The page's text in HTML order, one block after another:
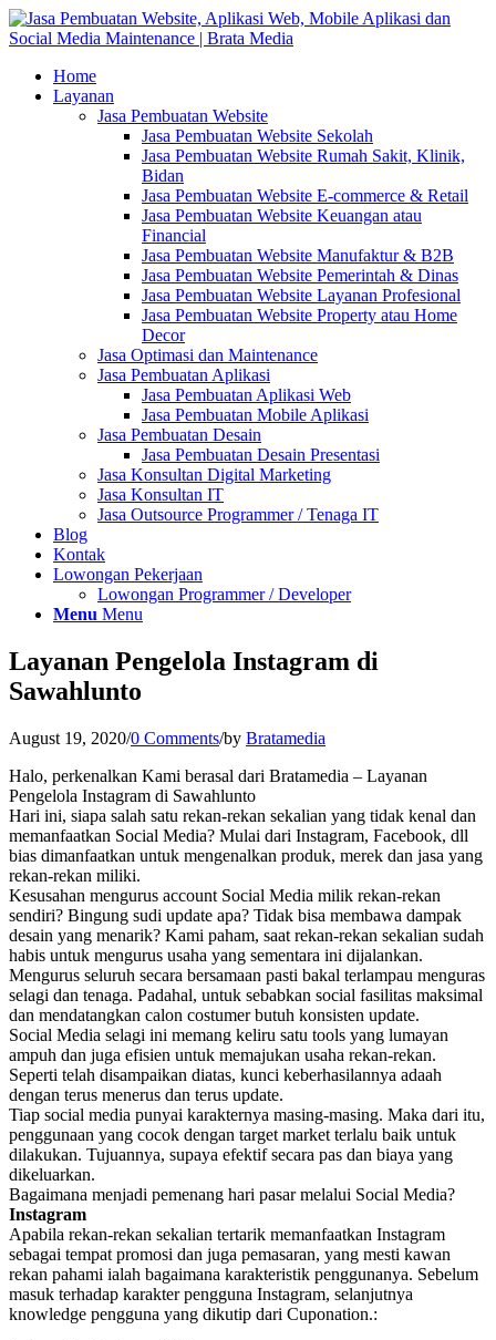
Home
Layanan
Jasa Pembuatan Website
Jasa Pembuatan Website Sekolah
Jasa Pembuatan Website Rumah Sakit, Klinik,
Bidan
Jasa Pembuatan Website E-commerce & Retail
Jasa Pembuatan Website Keuangan atau
Financial
Jasa Pembuatan Website Manufaktur & B2B
Jasa Pembuatan Website Pemerintah & Dinas
Jasa Pembuatan Website Layanan Profesional
Jasa Pembuatan Website Property atau Home
Decor
Jasa Optimasi dan Maintenance
Jasa Pembuatan Aplikasi
Jasa Pembuatan Aplikasi Web
Jasa Pembuatan Mobile Aplikasi
Jasa Pembuatan Desain
Jasa Pembuatan Desain Presentasi
Jasa Konsultan Digital Marketing
Jasa Konsultan IT
Jasa Outsource Programmer / Tenaga IT
Blog
Kontak
Lowongan Pekerjaan
Lowongan Programmer / Developer
Menu Menu
Layanan Pengelola Instagram di
Sawahlunto
August 19, 2020/0 Comments/by Bratamedia
Halo, perkenalkan Kami berasal dari Bratamedia – Layanan
Pengelola Instagram di Sawahlunto
Hari ini, siapa salah satu rekan-rekan sekalian yang tidak kenal dan
memanfaatkan Social Media? Mulai dari Instagram, Facebook, dll
bias dimanfaatkan untuk mengenalkan produk, merek dan jasa yang
rekan-rekan miliki.
Kesusahan mengurus account Social Media milik rekan-rekan
sendiri? Bingung sudi update apa? Tidak bisa membawa dampak
desain yang menarik? Kami paham, saat rekan-rekan sekalian sudah
habis untuk mengurus usaha yang sementara ini dijalankan.
Mengurus seluruh secara bersamaan pasti bakal terlampau menguras
selagi dan tenaga. Padahal, untuk sebabkan social fasilitas maksimal
dan mendatangkan calon costumer butuh konsisten update.
Social Media selagi ini memang keliru satu tools yang lumayan
ampuh dan juga efisien untuk memajukan usaha rekan-rekan.
Seperti telah disampaikan diatas, kunci keberhasilannya adaah
dengan terus menerus dan terus update.
Tiap social media punyai karakternya masing-masing. Maka dari itu,
penggunaan yang cocok dengan target market terlalu baik untuk
dilakukan. Tujuannya, supaya efektif secara pas dan biaya yang
dikeluarkan.
Bagaimana menjadi pemenang hari pasar melalui Social Media?
Instagram
Apabila rekan-rekan sekalian tertarik memanfaatkan Instagram
sebagai tempat promosi dan juga pemasaran, yang mesti kawan
rekan pahami ialah bagaimana karakteristik penggunanya. Sebelum
masuk terhadap karakter pengguna Instagram, selanjutnya
knowledge pengguna yang dikutip dari Cuponation.: